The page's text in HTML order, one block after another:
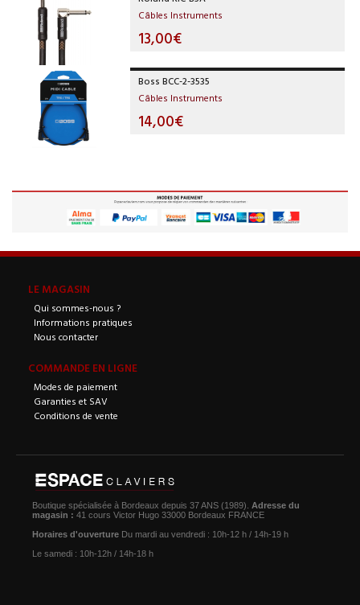
Câbles Instruments
13,00€
Boss BCC-2-3535
Câbles Instruments
14,00€
LE MAGASIN
Qui sommes-nous ?
Informations pratiques
Nous contacter
COMMANDE EN LIGNE
Modes de paiement
Garanties et SAV
Conditions de vente
Boutique spécialisée à Bordeaux depuis 37 ANS (1989). Adresse du
magasin : 41 cours Victor Hugo 33000 Bordeaux FRANCE
Horaires d'ouverture Du mardi au vendredi : 10h-12 h / 14h-19 h
Le samedi : 10h-12h / 14h-18 h